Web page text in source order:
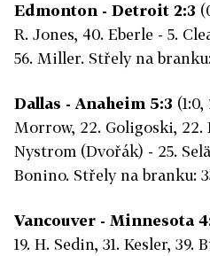
Edmonton - Detroit 2:3
R. Jones, 40. Eberle - 5.
56. Miller. Střely na
Dallas - Anaheim 5:3
Morrow, 22. Goligoski, 22.
Nystrom (Dvořák) - 25.
Bonino. Střely na branku:
Vancouver - Minnesota
19. H. Sedin, 31. Kesler, 39.